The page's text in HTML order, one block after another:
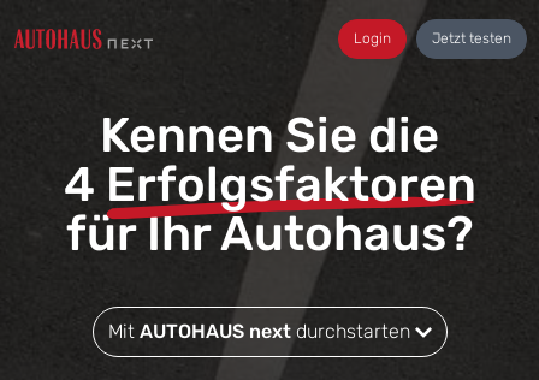
Login Jetzt testen
Kennen Sie die
4 Erfolgsfaktoren
für Ihr Autohaus?
Mit AUTOHAUS nextdurchstarten